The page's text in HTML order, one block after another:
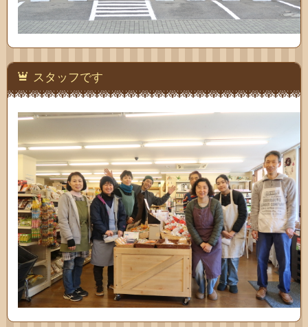
スタッフです